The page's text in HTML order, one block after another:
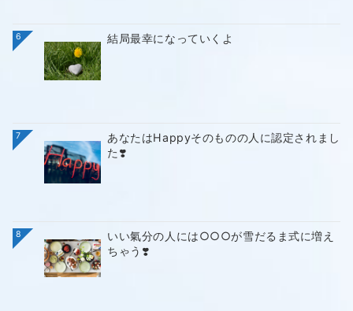
6 結局最幸になっていくよ
7
あなたはHappyそのものの人に認定されまし
た❣️
8
いい氣分の人には○○○が雪だるま式に増え
ちゃう❣️